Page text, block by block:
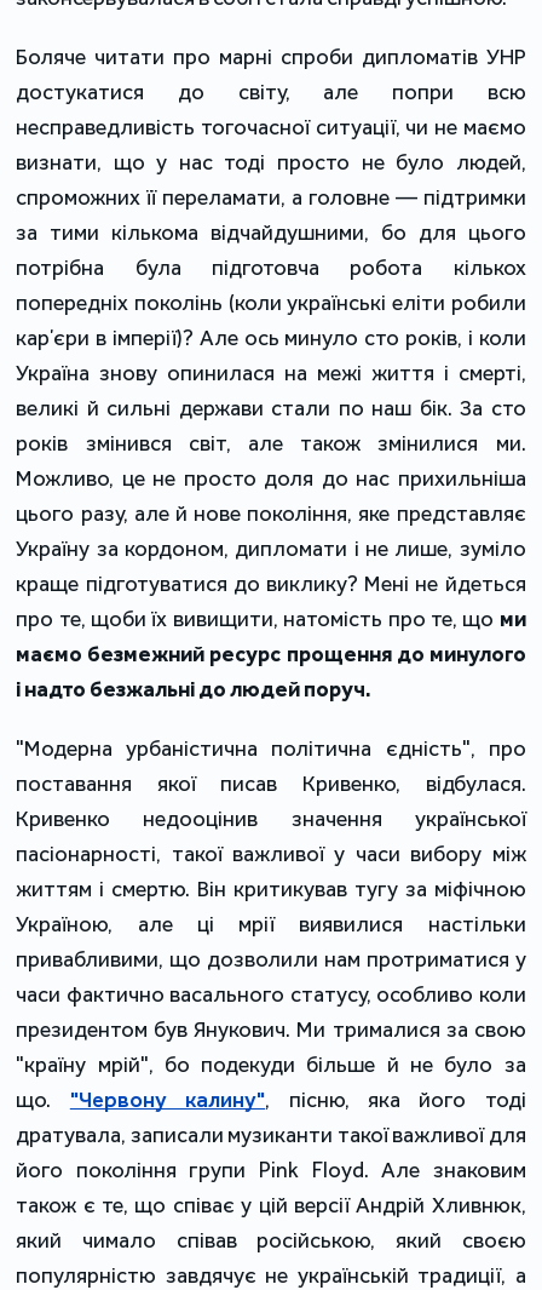
Боляче читати про марні спроби дипломатів УНР
достукатися до світу, але попри всю
несправедливість тогочасної ситуації, чи не маємо
визнати, що у нас тоді просто не було людей,
спроможних її переламати, а головне — підтримки
за тими кількома відчайдушними, бо для цього
потрібна була підготовча робота кількох
попередніх поколінь (коли українські еліти робили
карʼєри в імперії)? Але ось минуло сто років, і коли
Україна знову опинилася на межі життя і смерті,
великі й сильні держави стали по наш бік. За сто
років змінився світ, але також змінилися ми.
Можливо, це не просто доля до нас прихильніша
цього разу, але й нове покоління, яке представляє
Україну за кордоном, дипломати і не лише, зуміло
краще підготуватися до виклику? Мені не йдеться
про те, щоби їх вивищити, натомість про те, що ми
маємо безмежний ресурс прощення до минулого
і надто безжальні до людей поруч.
"Модерна урбаністична політична єдність", про
поставання якої писав Кривенко, відбулася.
Кривенко недооцінив значення української
пасіонарності, такої важливої у часи вибору між
життям і смертю. Він критикував тугу за міфічною
Україною, але ці мрії виявилися настільки
привабливими, що дозволили нам протриматися у
часи фактично васального статусу, особливо коли
президентом був Янукович. Ми трималися за свою
"країну мрій", бо подекуди більше й не було за
що. "Червону калину", пісню, яка його тоді
дратувала, записали музиканти такої важливої для
його покоління групи Pink Floyd. Але знаковим
також є те, що співає у цій версії Андрій Хливнюк,
який чимало співав російською, який своєю
популярністю завдячує не українській традиції, а